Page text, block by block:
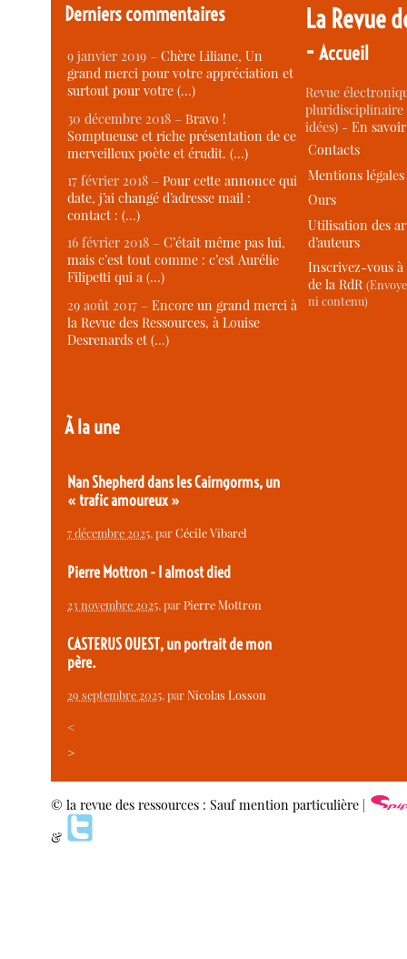
Derniers commentaires
9 janvier 2019 –Chère Liliane, Un
grand merci pour votre appréciation et
surtout pour votre (…)
30 décembre 2018 –Bravo !
Somptueuse et riche présentation de ce
merveilleux poète et érudit. (…)
17 février 2018 –Pour cette annonce qui
date, j’ai changé d’adresse mail :
contact : (…)
16 février 2018 –C’était même pas lui,
mais c’est tout comme : c’est Aurélie
Filipetti qui a (…)
29 août 2017 –Encore un grand merci à
la Revue des Ressources, à Louise
Desrenards et (…)
À la une
Nan Shepherd dans les Cairngorms, un
« trafic amoureux »
7 décembre 2025, parCécile Vibarel
Pierre Mottron - I almost died
23 novembre 2025, parPierre Mottron
CASTERUS OUEST, un portrait de mon
père.
29 septembre 2025, parNicolas Losson
<
>
La Revue
-Accueil
Revue
idées) -En
Contacts
Mentions légales
Ours
Utilisation des
d’auteurs
Inscrivez-vous
de la RdR
ni contenu)
© la revue des ressources : Sauf mention particulière |
&